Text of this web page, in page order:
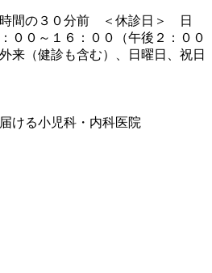
間の３０分前 ＜休診日＞ 日
００～１６：００（午後２：００
来（健診も含む）、日曜日、祝日
ける小児科・内科医院